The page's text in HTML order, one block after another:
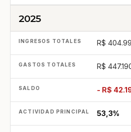
2025
R$
R$
- R$
53,3%